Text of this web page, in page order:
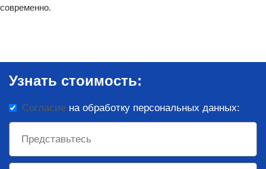
современно.
Узнать стоимость:
Согласие на обработку персональных данных: